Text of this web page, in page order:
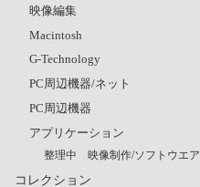
映像編集
Macintosh
G-Technology
PC周辺機器/ネット
PC周辺機器
アプリケーション
整理中 映像制作/ソフトウエア
コレクション